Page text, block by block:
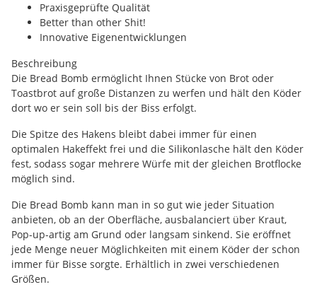
Praxisgeprüfte Qualität
Better than other Shit!
Innovative Eigenentwicklungen
Beschreibung
Die Bread Bomb ermöglicht Ihnen Stücke von Brot oder
Toastbrot auf große Distanzen zu werfen und hält den Köder
dort wo er sein soll bis der Biss erfolgt.
Die Spitze des Hakens bleibt dabei immer für einen
optimalen Hakeffekt frei und die Silikonlasche hält den Köder
fest, sodass sogar mehrere Würfe mit der gleichen Brotflocke
möglich sind.
Die Bread Bomb kann man in so gut wie jeder Situation
anbieten, ob an der Oberfläche, ausbalanciert über Kraut,
Pop-up-artig am Grund oder langsam sinkend. Sie eröffnet
jede Menge neuer Möglichkeiten mit einem Köder der schon
immer für Bisse sorgte. Erhältlich in zwei verschiedenen
Größen.